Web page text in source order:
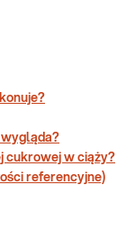
wygląda?
cukrowej w ciąży?
referencyjne)